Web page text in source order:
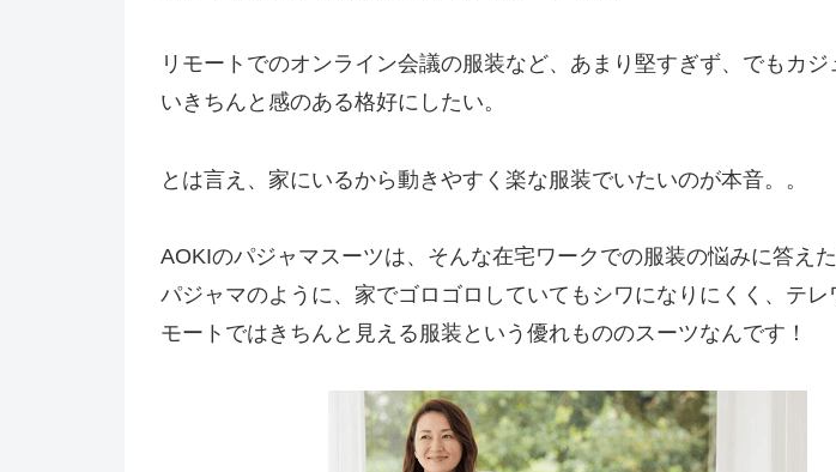
リモートでのオンライン会議の服装など、あまり堅すぎず、でもカジ
いきちんと感のある格好にしたい。
とは言え、家にいるから動きやすく楽な服装でいたいのが本音。。
AOKIのパジャマスーツは、そんな在宅ワークでの服装の悩みに答えた
パジャマのように、家でゴロゴロしていてもシワになりにくく、テレ
モートではきちんと見える服装という優れもののスーツなんです！